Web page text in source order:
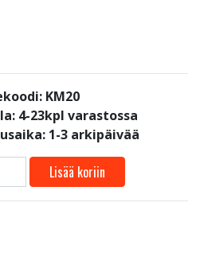
KM20
4-23kpl varastossa
1-3 arkipäivää
Lisää koriin